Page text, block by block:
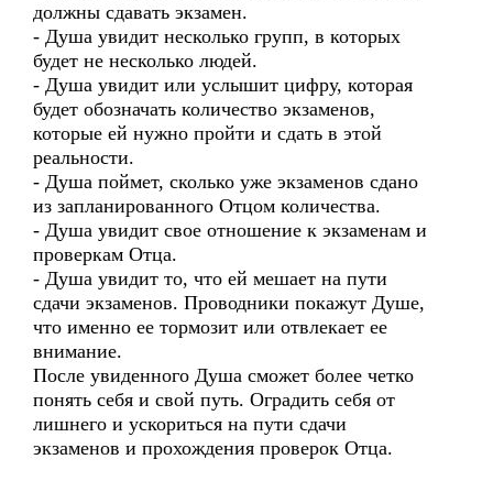
должны сдавать экзамен.
- Душа увидит несколько групп, в которых
будет не несколько людей.
- Душа увидит или услышит цифру, которая
будет обозначать количество экзаменов,
которые ей нужно пройти и сдать в этой
реальности.
- Душа поймет, сколько уже экзаменов сдано
из запланированного Отцом количества.
- Душа увидит свое отношение к экзаменам и
проверкам Отца.
- Душа увидит то, что ей мешает на пути
сдачи экзаменов. Проводники покажут Душе,
что именно ее тормозит или отвлекает ее
внимание.
После увиденного Душа сможет более четко
понять себя и свой путь. Оградить себя от
лишнего и ускориться на пути сдачи
экзаменов и прохождения проверок Отца.